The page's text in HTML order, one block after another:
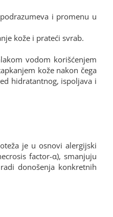
i promenu u
kože i prateći svrab.
vodom korišćenjem
kože nakon čega
hidratantnog, ispoljava i
je u osnovi alergijski
factor-α), smanjuju
donošenja konkretnih